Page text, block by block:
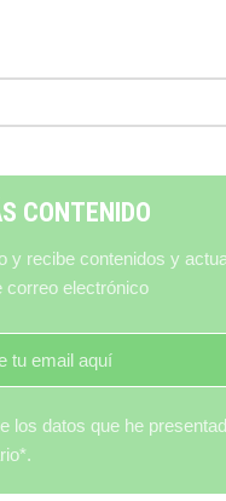
CONTENIDO
y recibe contenidos y
correo electrónico
los datos que he